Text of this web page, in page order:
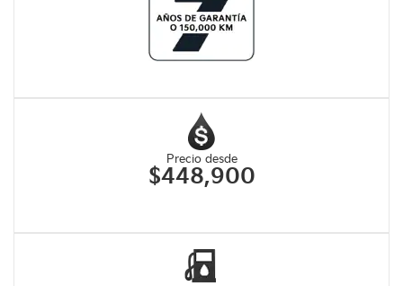
Precio desde
$448,900